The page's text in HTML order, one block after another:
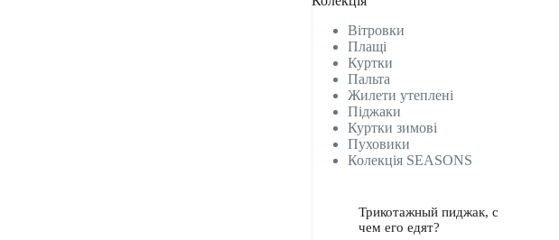
Вітровки
Плащі
Куртки
Пальта
Жилети утеплені
Піджаки
Куртки зимові
Пуховики
Колекція SEASONS
Трикотажный пиджак, с
чем его едят?